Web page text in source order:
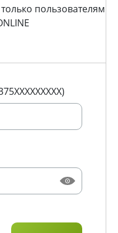
пользователям